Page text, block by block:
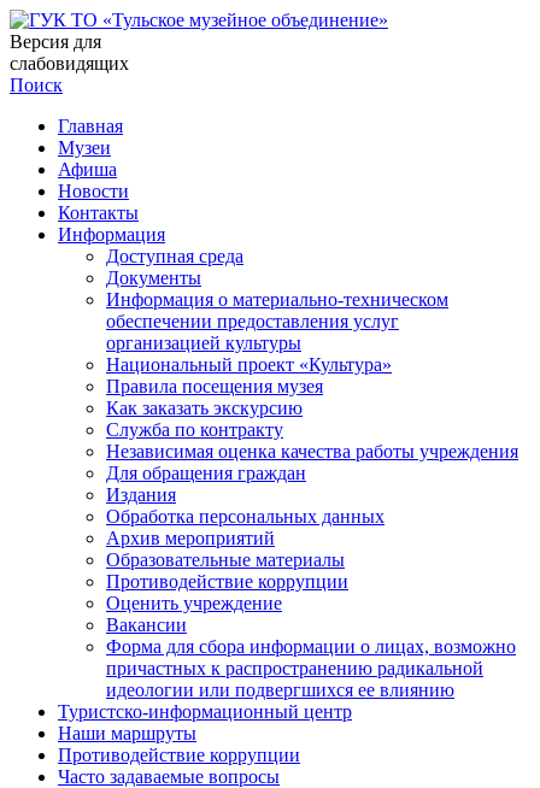
Версия для
слабовидящих
Поиск
Главная
Музеи
Афиша
Новости
Контакты
Информация
Доступная среда
Документы
Информация о материально-техническом
обеспечении предоставления услуг
организацией культуры
Национальный проект «Культура»
Правила посещения музея
Как заказать экскурсию
Служба по контракту
Независимая оценка качества работы учреждения
Для обращения граждан
Издания
Обработка персональных данных
Архив мероприятий
Образовательные материалы
Противодействие коррупции
Оценить учреждение
Вакансии
Форма для сбора информации о лицах, возможно
причастных к распространению радикальной
идеологии или подвергшихся ее влиянию
Туристско-информационный центр
Наши маршруты
Противодействие коррупции
Часто задаваемые вопросы